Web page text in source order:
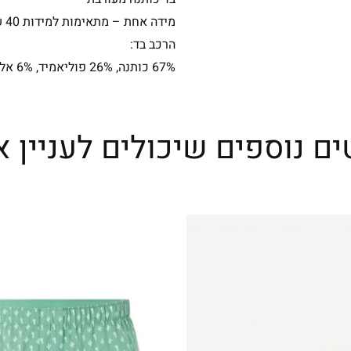
מידה אחת – מתאימות למידות 40 עד 45
הרכב בד:
67% כותנה, 26% פוליאמיד, 6% אלסטודיין, 1% אלסטאן
נוספים שיכולים לעניין